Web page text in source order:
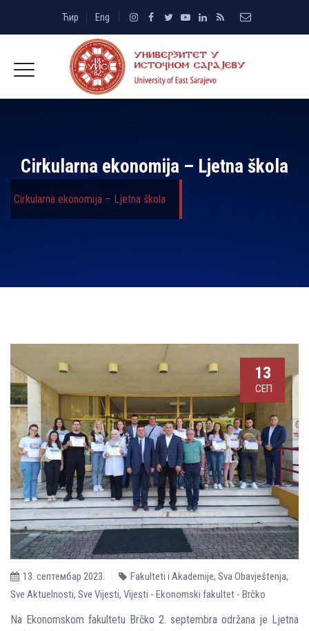
Ћир Eng
Cirkularna ekonomija – Ljetna škola
Cirkularna ekonomija – Ljetna škola
13
СЕП
13. септембар 2023. Fakulteti i Akademije, Sva Obavještenja,
Sve Aktuelnosti, Sve Vijesti, Vijesti - Ekonomski fakultet - Brčko
Na Ekonomskom fakultetu Brčko 2. septembra održana je Ljetna